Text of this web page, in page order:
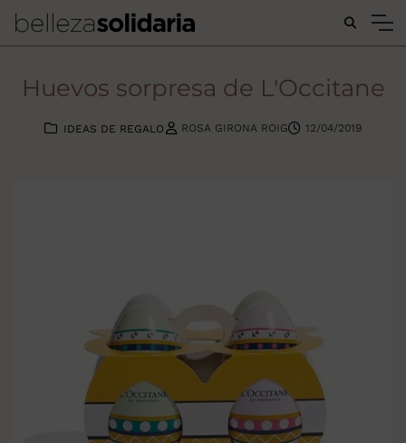
Buscar...
Huevos sorpresa de L'Occitane
IDEAS DE REGALO ROSA GIRONA ROIG 12/04/2019